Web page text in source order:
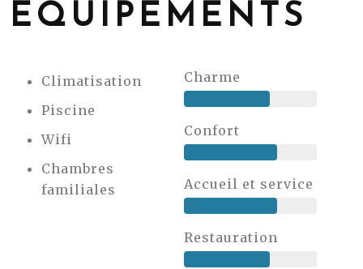
ÉQUIPEMENTS
Climatisation
Piscine
Wifi
Chambres
familiales
Charme
Confort
Accueil et service
Restauration